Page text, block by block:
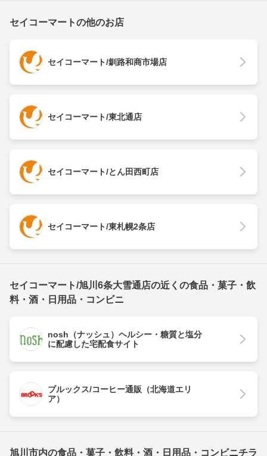
セイコーマートの他のお店
セイコーマート/釧路和商市場店
セイコーマート/東北通店
セイコーマート/とん田西町店
セイコーマート/東札幌2条店
セイコーマート/旭川6条大雪通店の近くの食品・菓子・飲
料・酒・日用品・コンビニ
nosh（ナッシュ）ヘルシー・糖質と塩分
に配慮した宅配食サイト
ブルックス/コーヒー通販（北海道エリ
ア）
旭川市内の食品・菓子・飲料・酒・日用品・コンビニチラ